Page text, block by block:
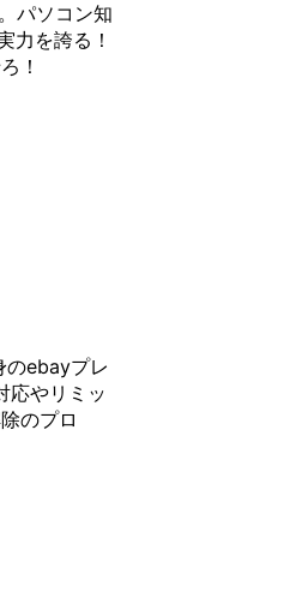
パソコン知
力を誇る！
！
のebayプレ
応やリミッ
のプロ